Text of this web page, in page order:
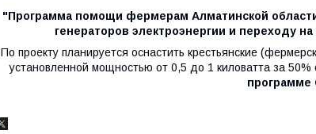
"Программа помощи фермерам Алматинской
генераторов электроэнергии и переходу
По проекту планируется оснастить крестьянские
установленной мощностью от 0,5 до 1 киловатта за